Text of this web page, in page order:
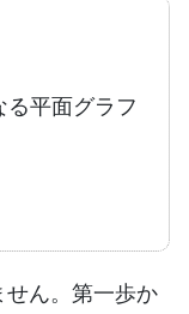
平面グラフ
ん。第一歩か